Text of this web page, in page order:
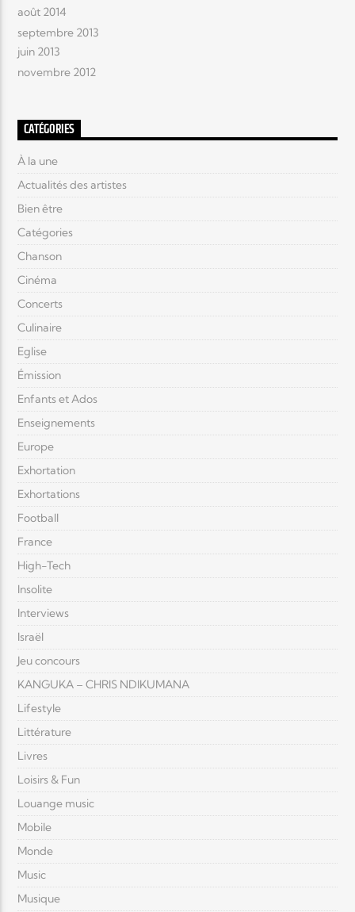
août 2014
septembre 2013
juin 2013
novembre 2012
CATÉGORIES
À la une
Actualités des artistes
Bien être
Catégories
Chanson
Cinéma
Concerts
Culinaire
Eglise
Émission
Enfants et Ados
Enseignements
Europe
Exhortation
Exhortations
Football
France
High-Tech
Insolite
Interviews
Israël
Jeu concours
KANGUKA – CHRIS NDIKUMANA
Lifestyle
Littérature
Livres
Loisirs & Fun
Louange music
Mobile
Monde
Music
Musique